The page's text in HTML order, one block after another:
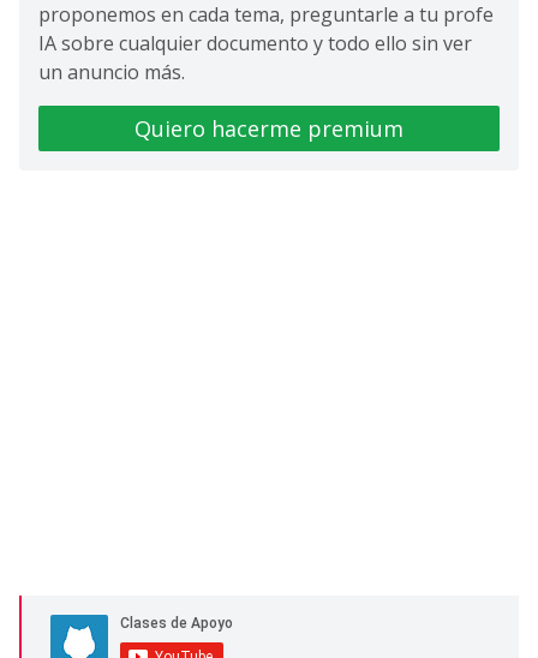
proponemos en cada tema, preguntarle a tu profe
IA sobre cualquier documento y todo ello sin ver
un anuncio más.
Quiero hacerme premium